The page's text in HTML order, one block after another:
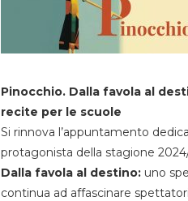
Pinocchio. Dalla favola al
recite per le scuole
Si rinnova l’appuntamento
protagonista della stagione
Dalla favola al destino:uno
continua ad affascinare